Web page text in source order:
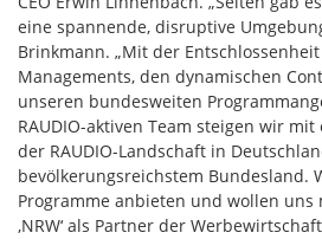
eine spannende, disruptive
Brinkmann. „Mit der
Managements, den dynamischen
unseren bundesweiten
RAUDIO-aktiven Team steigen wir
der RAUDIO-Landschaft in
bevölkerungsreichstem Bundesland.
Programme anbieten und wollen uns
‚NRW‘ als Partner der